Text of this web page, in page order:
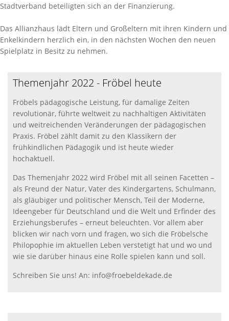
Stadtverband beteiligten sich an der Finanzierung.
Das Allianzhaus lädt Eltern und Großeltern mit ihren Kindern und
Enkelkindern herzlich ein, in den nächsten Wochen den neuen
Spielplatz in Besitz zu nehmen.
Themenjahr 2022 - Fröbel heute
Fröbels pädagogische Leistung, für damalige Zeiten
revolutionär, führte weltweit zu nachhaltigen Aktivitäten
und weitreichenden Veränderungen der pädagogischen
Praxis. Fröbel zählt damit zu den Klassikern der
frühkindlichen Pädagogik und ist heute wieder
hochaktuell.
Das Themenjahr 2022 wird Fröbel mit all seinen Facetten –
als Freund der Natur, Vater des Kindergartens, Schulmann,
als gläubiger und politischer Mensch, Teil der Moderne,
Ideengeber für Deutschland und die Welt und Erfinder des
Erziehungsberufes – erneut beleuchten. Vor allem aber
blicken wir nach vorn und fragen, wo sich die Fröbelsche
Philopophie im aktuellen Leben verstetigt hat und wo und
wie sie darüber hinaus eine Rolle spielen kann und soll.
Schreiben Sie uns! An: info@froebeldekade.de